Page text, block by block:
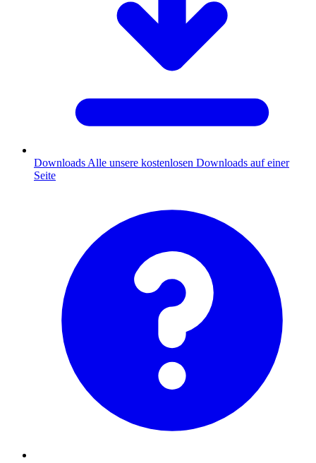
Downloads Alle unsere kostenlosen Downloads auf einer
Seite